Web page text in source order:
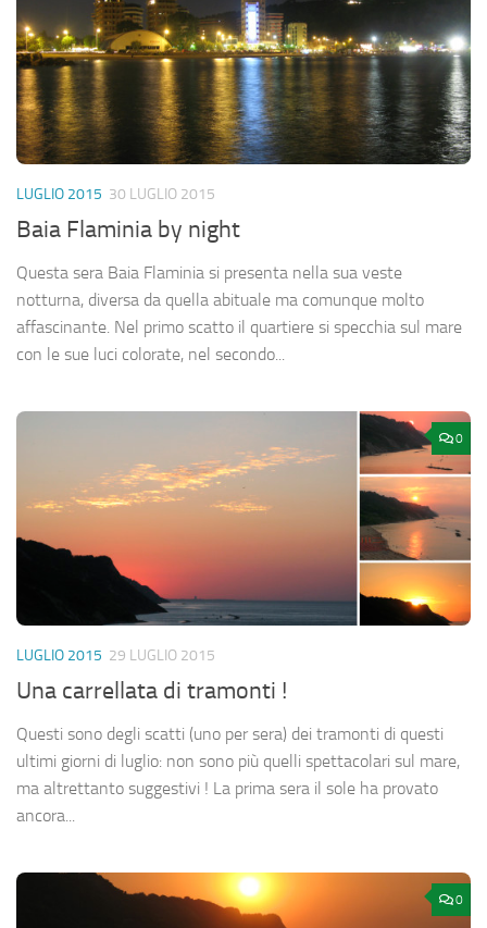
LUGLIO 2015 30 LUGLIO 2015
Baia Flaminia by night
Questa sera Baia Flaminia si presenta nella sua veste
notturna, diversa da quella abituale ma comunque molto
affascinante. Nel primo scatto il quartiere si specchia sul mare
con le sue luci colorate, nel secondo...
0
LUGLIO 2015 29 LUGLIO 2015
Una carrellata di tramonti !
Questi sono degli scatti (uno per sera) dei tramonti di questi
ultimi giorni di luglio: non sono più quelli spettacolari sul mare,
ma altrettanto suggestivi ! La prima sera il sole ha provato
ancora...
0